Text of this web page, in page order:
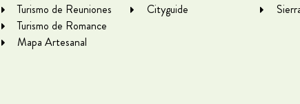
Turismo de Reuniones
Turismo de Romance
Mapa Artesanal
Cityguide